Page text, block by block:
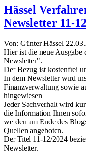
Hässel
Newsletter 11-
Von: Günter Hässel
Hier ist die neue Ausgabe
Newsletter".
Der Bezug ist kostenfrei
In dem Newsletter wird
Finanzverwaltung sowie
hingewiesen.
Jeder Sachverhalt wird
die Information Ihnen
werden am Ende des
Quellen angeboten.
Der Titel 11-12/2024
Newsletter.